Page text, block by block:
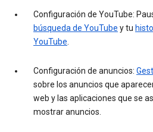
Configuración de YouTube:
búsqueda de YouTube y tu
YouTube
Configuración de anuncios:
sobre los anuncios que
web y las aplicaciones que se
mostrar anuncios.